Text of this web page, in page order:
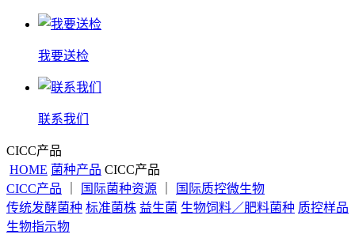
我要送检
联系我们
CICC产品
HOME 菌种产品 CICC产品
CICC产品
国际菌种资源
国际质控微生物
传统发酵菌种 标准菌株 益生菌 生物饲料／肥料菌种 质控样品
生物指示物